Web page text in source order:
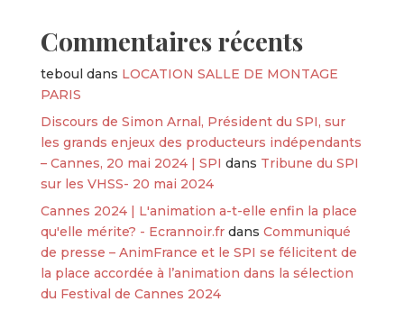
Commentaires récents
teboul dans LOCATION SALLE DE MONTAGE
PARIS
Discours de Simon Arnal, Président du SPI, sur
les grands enjeux des producteurs indépendants
– Cannes, 20 mai 2024 | SPI dans Tribune du SPI
sur les VHSS- 20 mai 2024
Cannes 2024 | L'animation a-t-elle enfin la place
qu'elle mérite? - Ecrannoir.frdans Communiqué
de presse – AnimFrance et le SPI se félicitent de
la place accordée à l’animation dans la sélection
du Festival de Cannes 2024